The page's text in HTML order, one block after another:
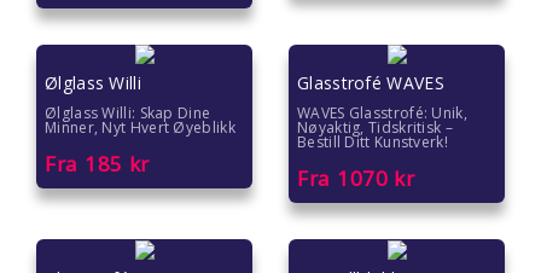
Ølglass Willi
Ølglass Willi: Skap Dine
Minner, Nyt Hvert Øyeblikk
Fra 185 kr
Glasstrofé WAVES
WAVES Glasstrofé: Unik,
Nøyaktig, Tidskritisk –
Bestill Ditt Kunstverk!
Fra 1070 kr